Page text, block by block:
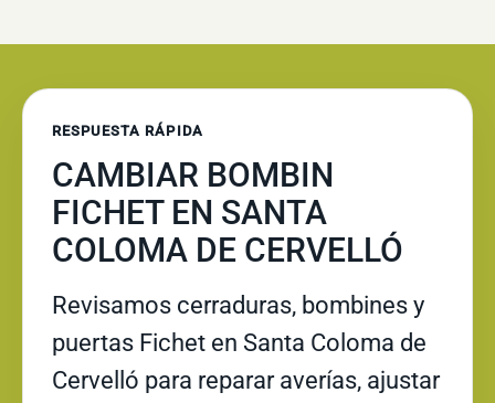
RESPUESTA RÁPIDA
CAMBIAR BOMBIN
FICHET EN SANTA
COLOMA DE CERVELLÓ
Revisamos cerraduras, bombines y
puertas Fichet en Santa Coloma de
Cervelló para reparar averías, ajustar